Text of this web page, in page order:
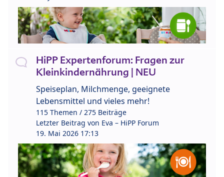
HiPP Expertenforum: Fragen zur
Kleinkindernährung | NEU
Speiseplan, Milchmenge, geeignete
Lebensmittel und vieles mehr!
115 Themen / 275 Beiträge
Letzter Beitrag von Eva – HiPP Forum
19. Mai 2026 17:13